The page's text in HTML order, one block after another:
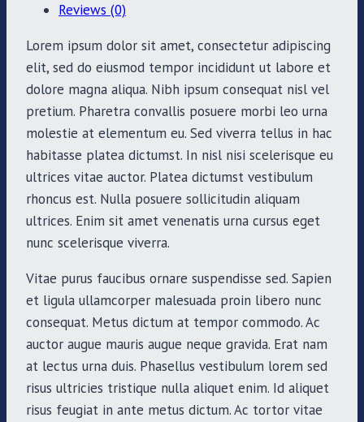
Reviews (0)
Lorem ipsum dolor sit amet, consectetur adipiscing
elit, sed do eiusmod tempor incididunt ut labore et
dolore magna aliqua. Nibh ipsum consequat nisl vel
pretium. Pharetra convallis posuere morbi leo urna
molestie at elementum eu. Sed viverra tellus in hac
habitasse platea dictumst. In nisl nisi scelerisque eu
ultrices vitae auctor. Platea dictumst vestibulum
rhoncus est. Nulla posuere sollicitudin aliquam
ultrices. Enim sit amet venenatis urna cursus eget
nunc scelerisque viverra.
Vitae purus faucibus ornare suspendisse sed. Sapien
et ligula ullamcorper malesuada proin libero nunc
consequat. Metus dictum at tempor commodo. Ac
auctor augue mauris augue neque gravida. Erat nam
at lectus urna duis. Phasellus vestibulum lorem sed
risus ultricies tristique nulla aliquet enim. Id aliquet
risus feugiat in ante metus dictum. Ac tortor vitae